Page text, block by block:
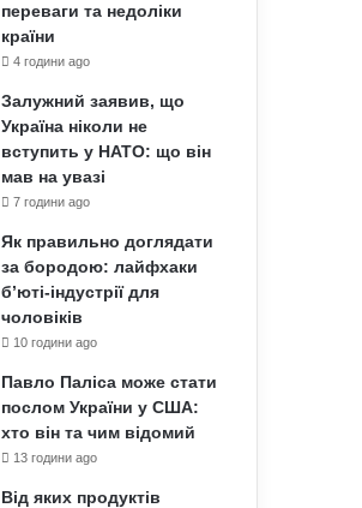
переваги та недоліки
країни
4 години ago
Залужний заявив, що
Україна ніколи не
вступить у НАТО: що він
мав на увазі
7 години ago
Як правильно доглядати
за бородою: лайфхаки
б’юті-індустрії для
чоловіків
10 години ago
Павло Паліса може стати
послом України у США:
хто він та чим відомий
13 години ago
Від яких продуктів